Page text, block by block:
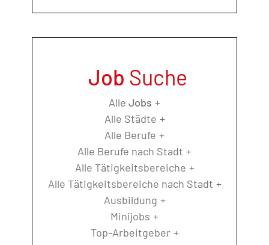
Job Suche
Alle Jobs
Alle Städte
Alle Berufe
Alle Berufe nach Stadt
Alle Tätigkeitsbereiche
Alle Tätigkeitsbereiche nach Stadt
Ausbildung
Minijobs
Top-Arbeitgeber